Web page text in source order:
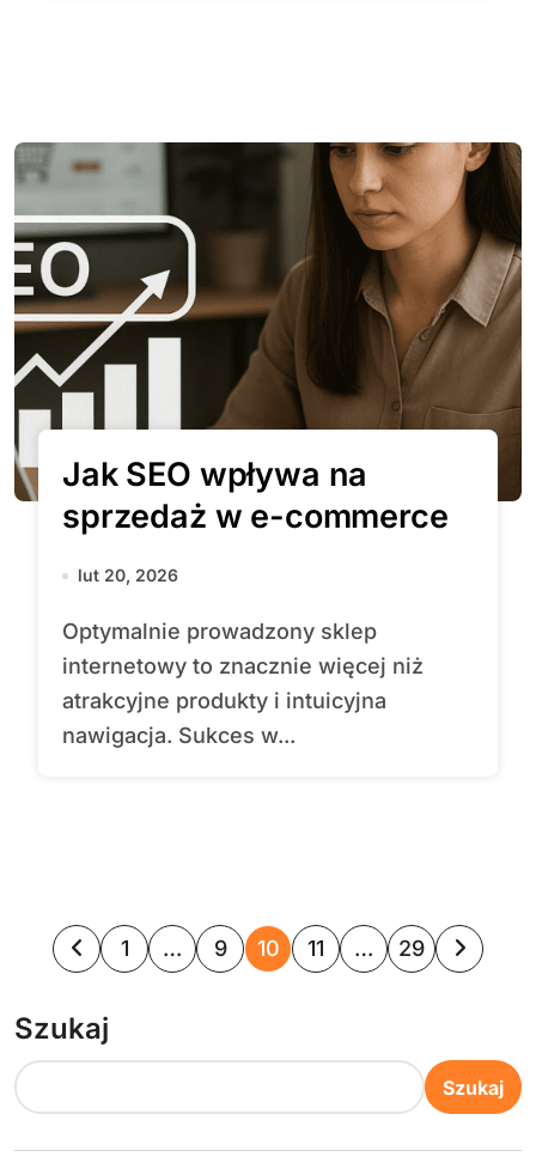
Jak SEO wpływa na
sprzedaż w e-commerce
lut 20, 2026
Optymalnie prowadzony sklep
internetowy to znacznie więcej niż
atrakcyjne produkty i intuicyjna
nawigacja. Sukces w...
S
r
n
1 … 9 10 11 … 29
Szukaj
Szukaj